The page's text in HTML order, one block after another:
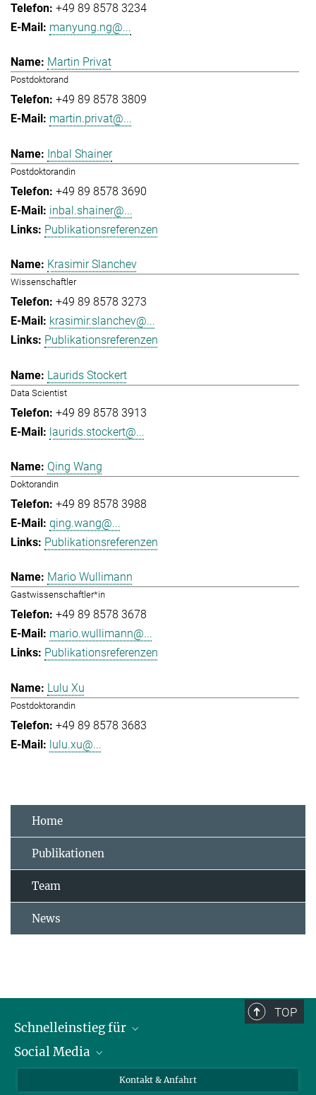
+49 89 8578 3234
manyung.ng@...
Martin Privat
Postdoktorand
+49 89 8578 3809
martin.privat@...
Inbal Shainer
Postdoktorandin
+49 89 8578 3690
inbal.shainer@...
Publikationsreferenzen
Krasimir Slanchev
Wissenschaftler
+49 89 8578 3273
krasimir.slanchev@...
Publikationsreferenzen
Laurids Stockert
Data Scientist
+49 89 8578 3913
laurids.stockert@...
Qing Wang
Doktorandin
+49 89 8578 3988
qing.wang@...
Publikationsreferenzen
Mario Wullimann
Gastwissenschaftler*in
+49 89 8578 3678
mario.wullimann@...
Publikationsreferenzen
Lulu Xu
Postdoktorandin
+49 89 8578 3683
lulu.xu@...
Home
Publikationen
Team
News
TOP
Schnelleinstieg für
Journalist*innen
Social Media
Kontakt & Anfahrt